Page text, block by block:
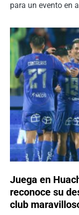
para un evento en
Juega en
reconoce su
club